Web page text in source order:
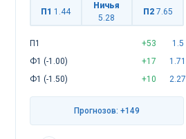
П1 1.44
Ничья
5.28
П2 7.65
П1 +53
1.5
Ф1 (-1.00)
+17
1.71
Ф1 (-1.50)
+10 2.27
Прогнозов: +149